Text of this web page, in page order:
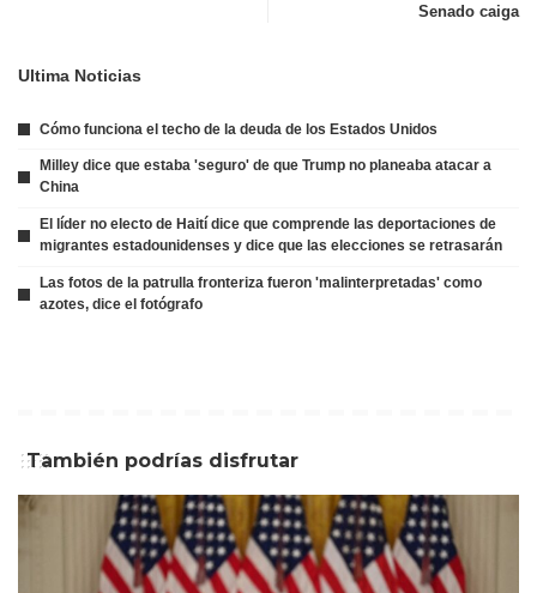
Senado caiga
Ultima Noticias
Cómo funciona el techo de la deuda de los Estados Unidos
Milley dice que estaba 'seguro' de que Trump no planeaba atacar a
China
El líder no electo de Haití dice que comprende las deportaciones de
migrantes estadounidenses y dice que las elecciones se retrasarán
Las fotos de la patrulla fronteriza fueron 'malinterpretadas' como
azotes, dice el fotógrafo
También podrías disfrutar